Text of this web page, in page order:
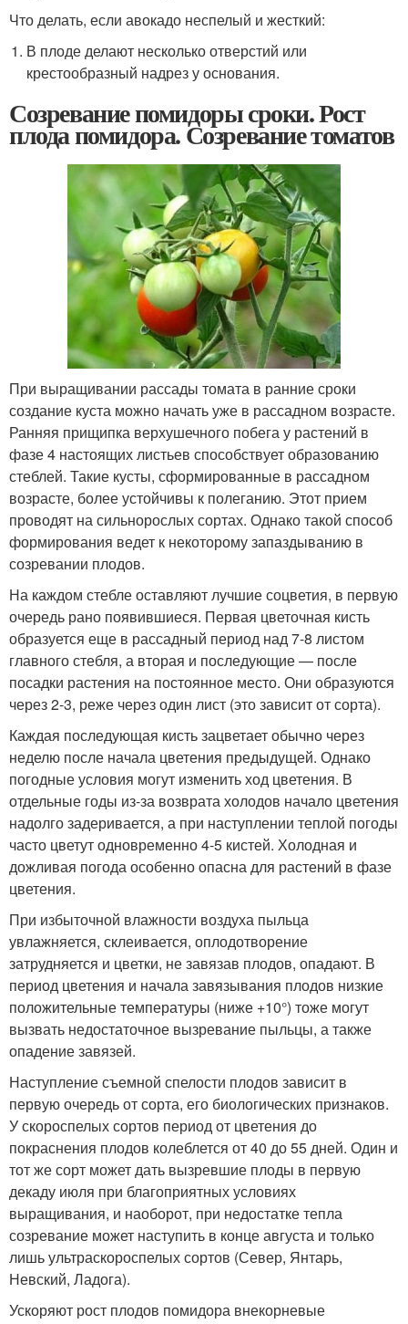
Что делать, если авокадо неспелый и жесткий:
В плоде делают несколько отверстий или
крестообразный надрез у основания.
Созревание помидоры сроки. Рост
плода помидора. Созревание томатов
При выращивании рассады томата в ранние сроки
создание куста можно начать уже в рассадном возрасте.
Ранняя прищипка верхушечного побега у растений в
фазе 4 настоящих листьев способствует образованию
стеблей. Такие кусты, сформированные в рассадном
возрасте, более устойчивы к полеганию. Этот прием
проводят на сильнорослых сортах. Однако такой способ
формирования ведет к некоторому запаздыванию в
созревании плодов.
На каждом стебле оставляют лучшие соцветия, в первую
очередь рано появившиеся. Первая цветочная кисть
образуется еще в рассадный период над 7-8 листом
главного стебля, а вторая и последующие — после
посадки растения на постоянное место. Они образуются
через 2-3, реже через один лист (это зависит от сорта).
Каждая последующая кисть зацветает обычно через
неделю после начала цветения предыдущей. Однако
погодные условия могут изменить ход цветения. В
отдельные годы из-за возврата холодов начало цветения
надолго задеривается, а при наступлении теплой погоды
часто цветут одновременно 4-5 кистей. Холодная и
дожливая погода особенно опасна для растений в фазе
цветения.
При избыточной влажности воздуха пыльца
увлажняется, склеивается, оплодотворение
затрудняется и цветки, не завязав плодов, опадают. В
период цветения и начала завязывания плодов низкие
положительные температуры (ниже +10°) тоже могут
вызвать недостаточное вызревание пыльцы, а также
опадение завязей.
Наступление съемной спелости плодов зависит в
первую очередь от сорта, его биологических признаков.
У скороспелых сортов период от цветения до
покраснения плодов колеблется от 40 до 55 дней. Один и
тот же сорт может дать вызревшие плоды в первую
декаду июля при благоприятных условиях
выращивания, и наоборот, при недостатке тепла
созревание может наступить в конце августа и только
лишь ультраскороспелых сортов (Север, Янтарь,
Невский, Ладога).
Ускоряют рост плодов помидора внекорневые